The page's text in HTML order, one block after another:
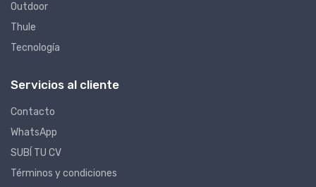
Outdoor
Thule
Tecnología
Servicios al cliente
Contacto
WhatsApp
SUBÍ TU CV
Términos y condiciones